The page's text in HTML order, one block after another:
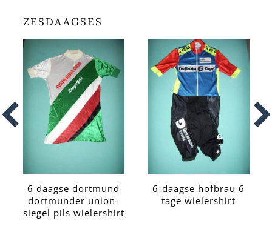
ZESDAAGSES
6 daagse dortmund
dortmunder union-
siegel pils wielershirt
6-daagse hofbrau 6
tage wielershirt